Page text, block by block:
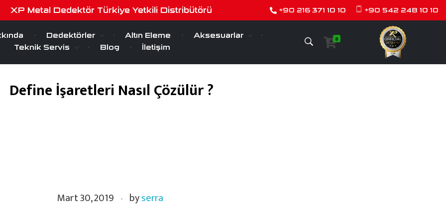
XP Metal Dedektör Türkiye Yetkili Distribütörü +90 216 371 10 10 +90 542 248 10 10
Dedektörler Altın Eleme
Aksesuarlar
Teknik Servis
Blog İletişim
0
Define İşaretleri Nasıl Çözülür ?
Mart 30, 2019 byserra